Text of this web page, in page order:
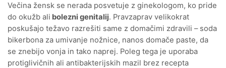
Večina žensk se nerada posvetuje z ginekologom, ko pride
do okužb ali bolezni genitalij. Pravzaprav velikokrat
poskušajo težavo razrešiti same z domačimi zdravili – soda
bikerbona za umivanje nožnice, nanos domače paste, da
se znebijo vonja in tako naprej. Poleg tega je uporaba
protiglivičnih ali antibakterijskih mazil brez recepta